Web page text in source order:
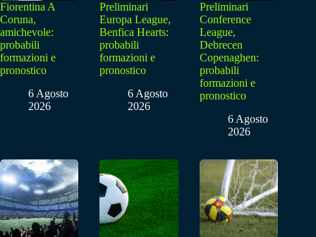
Fiorentina A
Coruna,
amichevole:
probabili
formazioni e
pronostico
6 Agosto
2026
Preliminari
Europa League,
Benfica Hearts:
probabili
formazioni e
pronostico
6 Agosto
2026
Preliminari
Conference
League,
Debrecen
Copenaghen:
probabili
formazioni e
pronostico
6 Agosto
2026